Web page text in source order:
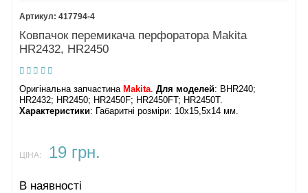
417794-4
Ковпачок перемикача перфоратора Makita
HR2432, HR2450
Оригінальна запчастина Makita.Для моделей: BHR240;
HR2432; HR2450; HR2450F; HR2450FT; HR2450T.
Характеристики: ​Габаритні розміри: 10х15,5х14 мм.
ЦІНА: 19 грн.
В наявності